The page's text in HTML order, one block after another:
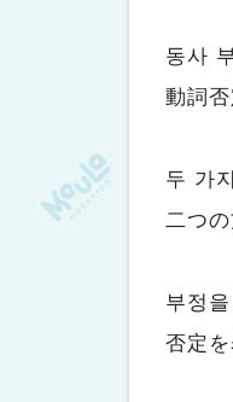
동사
動詞
두 가
二つ
부정
否定